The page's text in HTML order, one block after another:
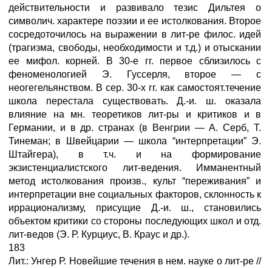
действительности и развивало тезис Дильтея о
символич. характере поэзии и ее истолкования. Второе
сосредоточилось на выражении в лит-ре филос. идей
(трагизма, свободы, необходимости и т.д.) и отыскании
ее мифол. корней. В 30-е гг. первое сблизилось с
феноменологией Э. Гуссерля, второе — с
неогегельянством. В сер. 30-х гг. как самостоят.течение
школа перестала существовать. Д.-и. ш. оказала
влияние на мн. теоретиков лит-ры и критиков и в
Германии, и в др. странах (в Венгрии — А. Серб, Т.
Тинеман; в Швейцарии — школа “интерпретации” Э.
Штайгера), в т.ч. и на формирование
экзистенциалистского лит-ведения. Имманентный
метод истолкования произв., культ “переживания” и
интерпретации вне социальных факторов, склонность к
иррационализму, присущие Д.-и. ш., становились
объектом критики со стороны последующих школ и отд.
лит-ведов (Э. Р. Курциус, В. Краус и др.).
183
Лит.: Унгер Р. Новейшие течения в нем. науке о лит-ре //